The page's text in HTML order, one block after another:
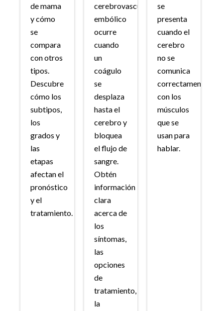
de mama
y cómo
se
compara
con otros
tipos.
Descubre
cómo los
subtipos,
los
grados y
las
etapas
afectan el
pronóstico
y el
tratamiento.
cerebrovascular
embólico
ocurre
cuando
un
coágulo
se
desplaza
hasta el
cerebro y
bloquea
el flujo de
sangre.
Obtén
información
clara
acerca de
los
síntomas,
las
opciones
de
tratamiento,
la
se
presenta
cuando el
cerebro
no se
comunica
correctamente
con los
músculos
que se
usan para
hablar.